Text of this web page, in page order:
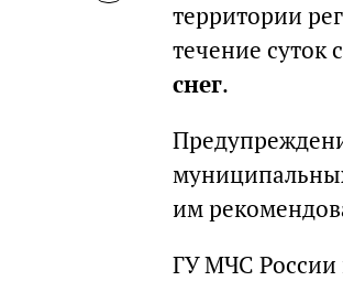
территории
течение суток
снег.
им
ГУ МЧС России